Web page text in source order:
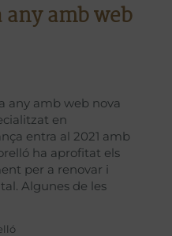
amb web
any amb web nova
en
entra al 2021 amb
ha aprofitat els
per a renovar i
Algunes de les